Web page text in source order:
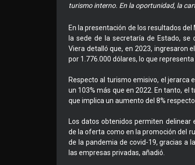
turismo interno. En la oportunidad, la
En la presentación de los resultados
la sede de la secretaría de Estado,
Viera detalló que, en 2023, ingresaron
por 1.776.000 dólares, lo que
Respecto al turismo emisivo, el jerarca
un 103% más que en 2022. En tanto,
que implica un aumento del 8%
Los datos obtenidos permiten
de la oferta como en la promoción del
de la pandemia de covid-19, gracias a
las empresas privadas, añadió.